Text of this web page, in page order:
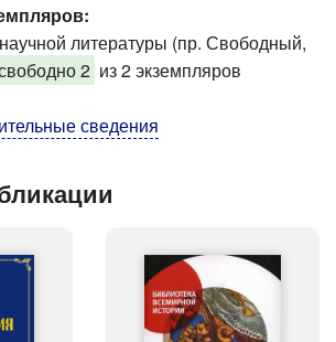
литературы (пр. Свободный,
2 из 2 экземпляров
сведения